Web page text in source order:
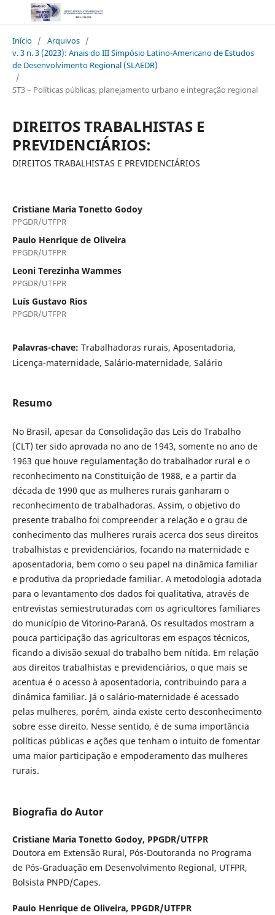
Início / Arquivos /
v. 3 n. 3 (2023): Anais do III Simpósio Latino-Americano de Estudos
de Desenvolvimento Regional (SLAEDR)
/
ST3 – Políticas públicas, planejamento urbano e integração regional
DIREITOS TRABALHISTAS E
PREVIDENCIÁRIOS:
DIREITOS TRABALHISTAS E PREVIDENCIÁRIOS
Cristiane Maria Tonetto Godoy
PPGDR/UTFPR
Paulo Henrique de Oliveira
PPGDR/UTFPR
Leoni Terezinha Wammes
PPGDR/UTFPR
Luís Gustavo Rios
PPGDR/UTFPR
Palavras-chave: Trabalhadoras rurais, Aposentadoria,
Licença-maternidade, Salário-maternidade, Salário
Resumo
No Brasil, apesar da Consolidação das Leis do Trabalho
(CLT) ter sido aprovada no ano de 1943, somente no ano de
1963 que houve regulamentação do trabalhador rural e o
reconhecimento na Constituição de 1988, e a partir da
década de 1990 que as mulheres rurais ganharam o
reconhecimento de trabalhadoras. Assim, o objetivo do
presente trabalho foi compreender a relação e o grau de
conhecimento das mulheres rurais acerca dos seus direitos
trabalhistas e previdenciários, focando na maternidade e
aposentadoria, bem como o seu papel na dinâmica familiar
e produtiva da propriedade familiar. A metodologia adotada
para o levantamento dos dados foi qualitativa, através de
entrevistas semiestruturadas com os agricultores familiares
do município de Vitorino-Paraná. Os resultados mostram a
pouca participação das agricultoras em espaços técnicos,
ficando a divisão sexual do trabalho bem nítida. Em relação
aos direitos trabalhistas e previdenciários, o que mais se
acentua é o acesso à aposentadoria, contribuindo para a
dinâmica familiar. Já o salário-maternidade é acessado
pelas mulheres, porém, ainda existe certo desconhecimento
sobre esse direito. Nesse sentido, é de suma importância
políticas públicas e ações que tenham o intuito de fomentar
uma maior participação e empoderamento das mulheres
rurais.
Biografia do Autor
Cristiane Maria Tonetto Godoy, PPGDR/UTFPR
Doutora em Extensão Rural, Pós-Doutoranda no Programa
de Pós-Graduação em Desenvolvimento Regional, UTFPR,
Bolsista PNPD/Capes.
Paulo Henrique de Oliveira, PPGDR/UTFPR